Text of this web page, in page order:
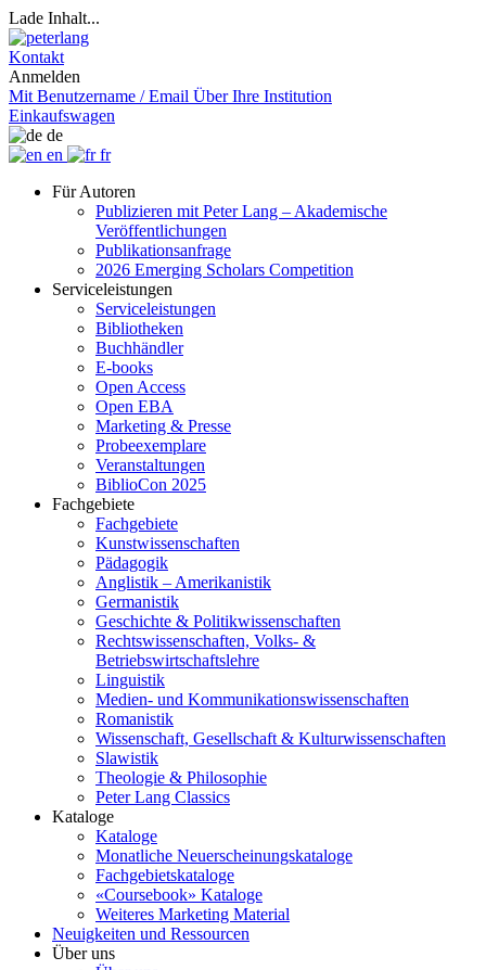
Lade Inhalt...
Kontakt
Anmelden
Mit Benutzername / Email Über Ihre Institution
Einkaufswagen
de
en
fr
Für Autoren
Publizieren mit Peter Lang – Akademische
Veröffentlichungen
Publikationsanfrage
2026 Emerging Scholars Competition
Serviceleistungen
Serviceleistungen
Bibliotheken
Buchhändler
E-books
Open Access
Open EBA
Marketing & Presse
Probeexemplare
Veranstaltungen
BiblioCon 2025
Fachgebiete
Fachgebiete
Kunstwissenschaften
Pädagogik
Anglistik – Amerikanistik
Germanistik
Geschichte & Politikwissenschaften
Rechtswissenschaften, Volks- &
Betriebswirtschaftslehre
Linguistik
Medien- und Kommunikationswissenschaften
Romanistik
Wissenschaft, Gesellschaft & Kulturwissenschaften
Slawistik
Theologie & Philosophie
Peter Lang Classics
Kataloge
Kataloge
Monatliche Neuerscheinungskataloge
Fachgebietskataloge
«Coursebook» Kataloge
Weiteres Marketing Material
Neuigkeiten und Ressourcen
Über uns